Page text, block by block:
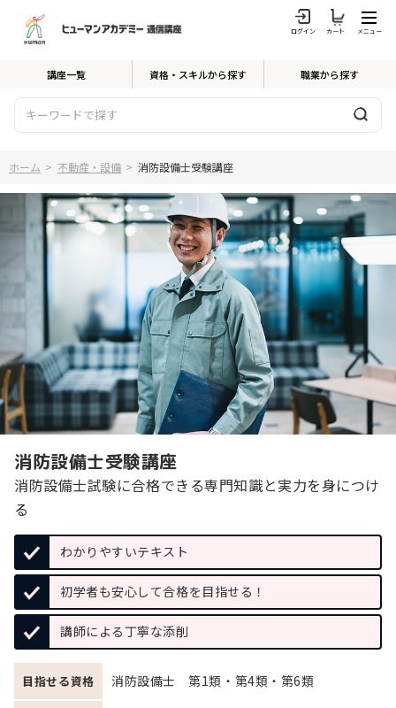
ログイン カート メニュー
講座一覧 資格・スキルから探す 職業から探す
ホーム > 不動産・設備 > 消防設備士受験講座
消防設備士受験講座
消防設備士試験に合格できる専門知識と実力を身につけ
る
わかりやすいテキスト
初学者も安心して合格を目指せる！
講師による丁寧な添削
目指せる資格 消防設備士 第1類・第4類・第6類